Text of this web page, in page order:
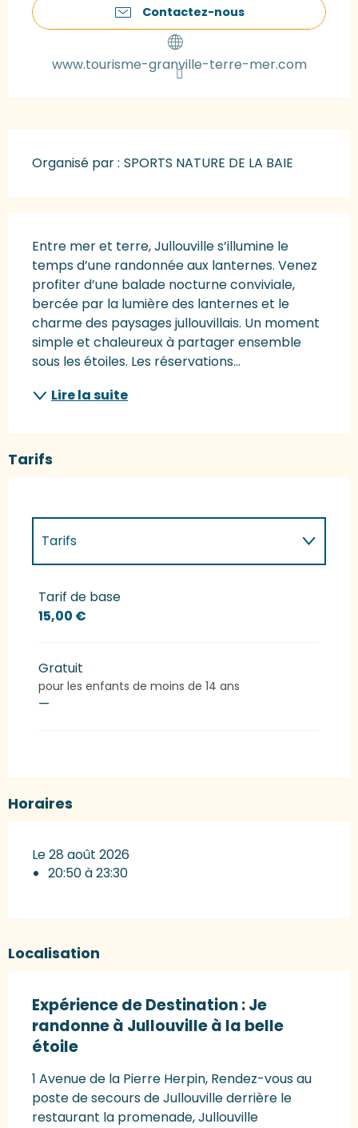
Contactez-nous
www.tourisme-granville-terre-mer.com
Organisé par : SPORTS NATURE DE LA BAIE
Entre mer et terre, Jullouville s’illumine le
temps d’une randonnée aux lanternes. Venez
profiter d’une balade nocturne conviviale,
bercée par la lumière des lanternes et le
charme des paysages jullouvillais. Un moment
simple et chaleureux à partager ensemble
sous les étoiles. Les réservations...
Lire la suite
Tarifs
Tarifs
Tarifs 2027
Tarif de base
15,00 €
Gratuit
pour les enfants de moins de 14 ans
—
Horaires
Le 28 août 2026
20:50 à 23:30
Localisation
Expérience de Destination : Je
randonne à Jullouville à la belle
étoile
1 Avenue de la Pierre Herpin, Rendez-vous au
poste de secours de Jullouville derrière le
restaurant la promenade, Jullouville